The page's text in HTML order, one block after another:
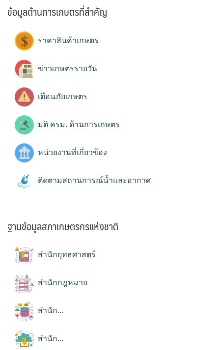
ข้อมูลด้านการเกษตรที่สำคัญ
ราคาสินค้าเกษตร
ข่าวเกษตรรายวัน
เตือนภัยเกษตร
มติ ครม. ด้านการเกษตร
หน่วยงานที่เกี่ยวข้อง
ติดตามสถานการณ์น้ำและอากาศ
ฐานข้อมูลสภาเกษตรกรแห่งชาติ
สำนักยุทธศาสตร์
สำนักกฎหมาย
สำนัก...
สำนัก...